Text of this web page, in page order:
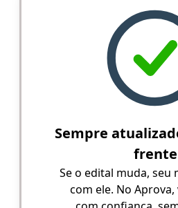
Sempre
frente
Se o edital muda, seu
com ele. No